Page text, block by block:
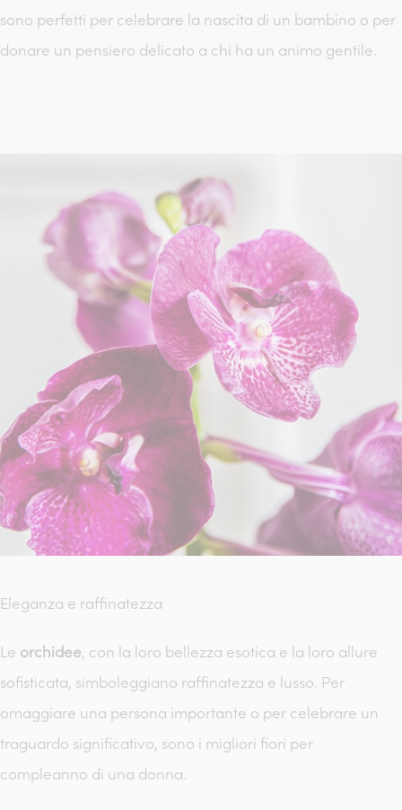
sono perfetti per celebrare la nascita di un bambino o per
donare un pensiero delicato a chi ha un animo gentile.
Eleganza e raffinatezza
Le orchidee, con la loro bellezza esotica e la loro allure
sofisticata, simboleggiano raffinatezza e lusso. Per
omaggiare una persona importante o per celebrare un
traguardo significativo, sono i migliori fiori per
compleanno di una donna.